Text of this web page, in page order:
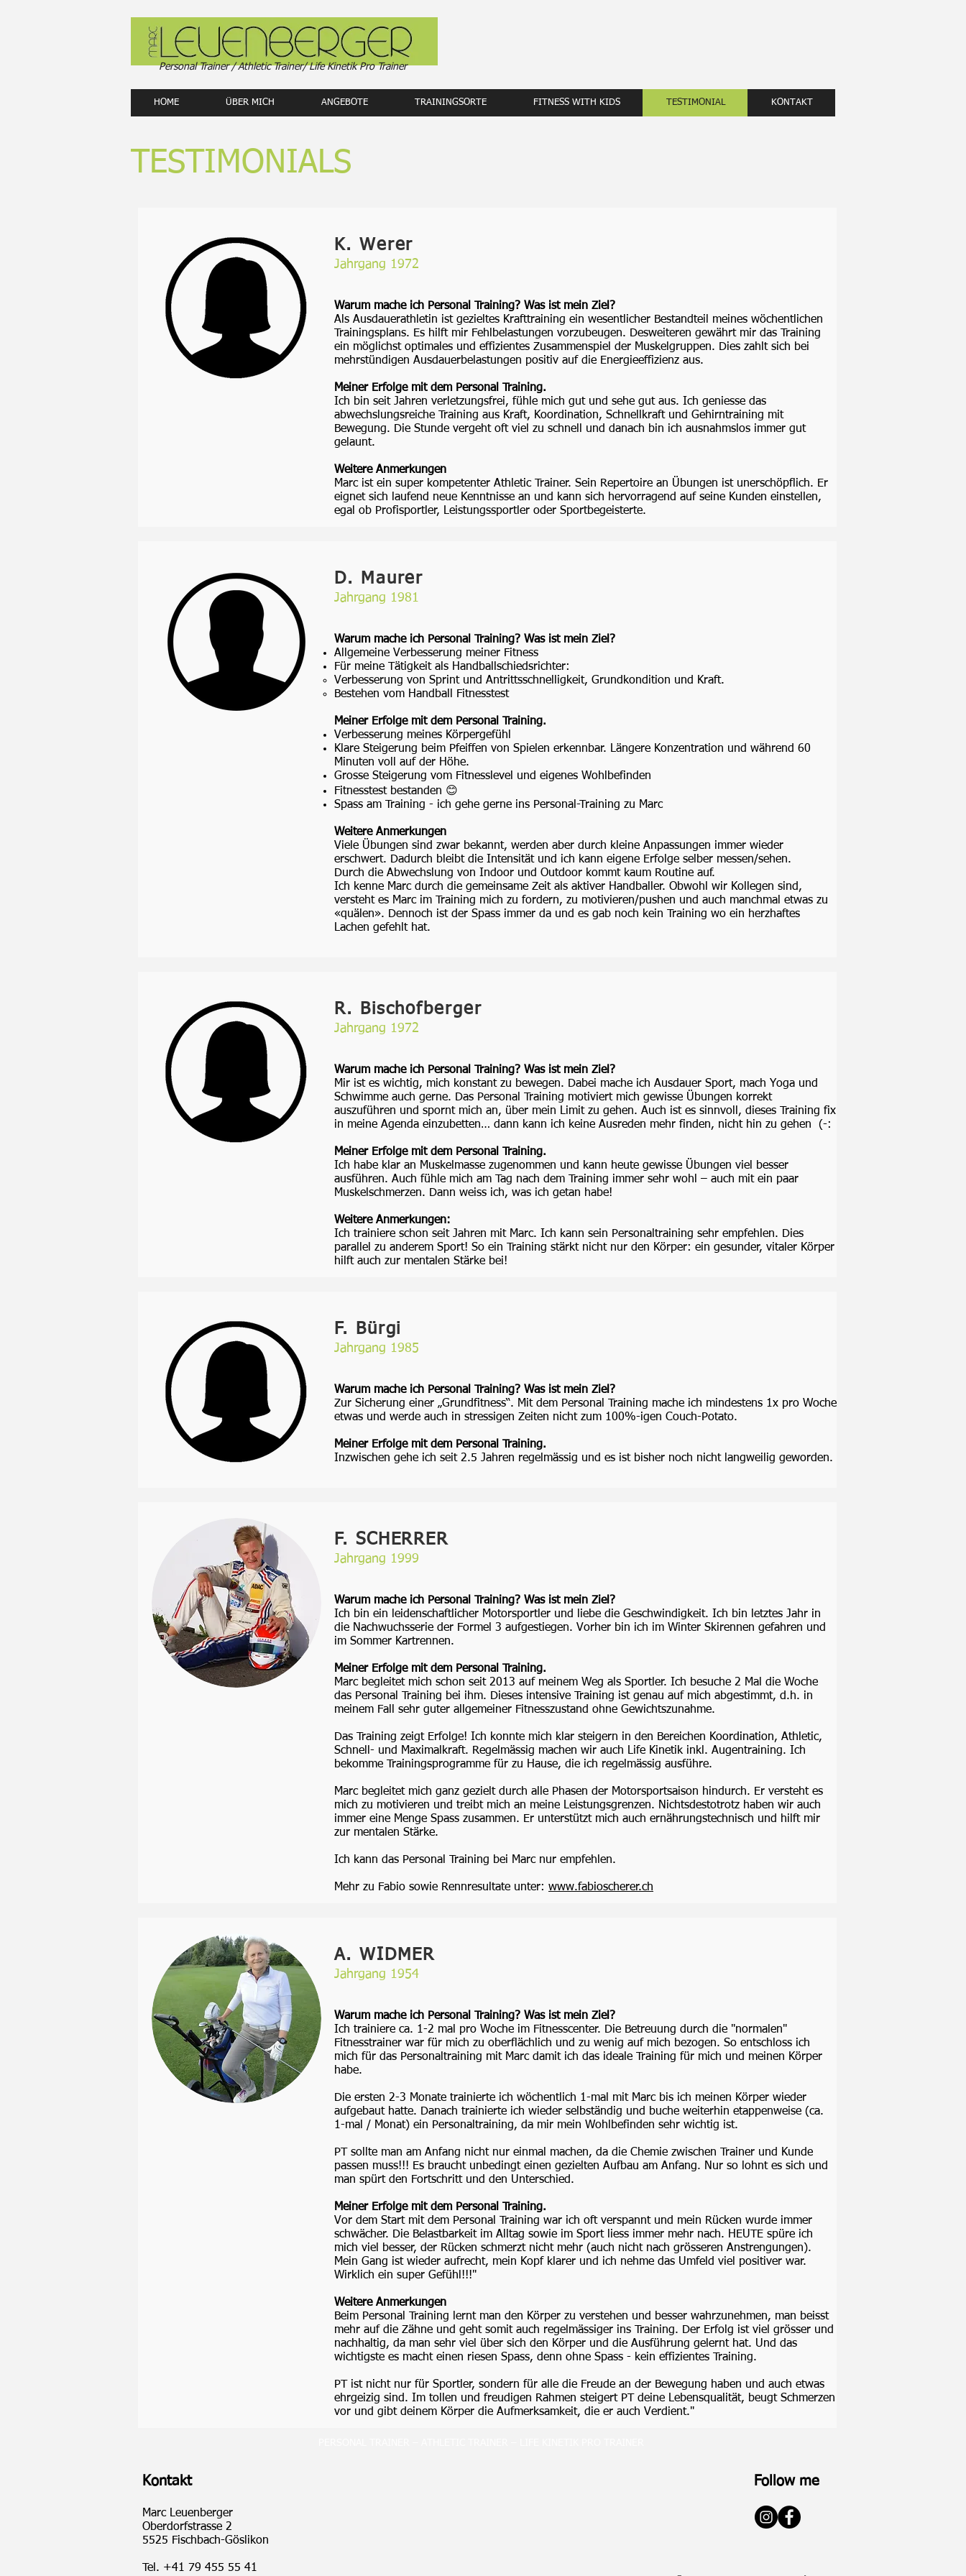
Personal Trainer / Athletic Trainer/ Life Kinetik Pro Trainer
HOME ÜBER MICH ANGEBOTE TRAININGSORTE FITNESS WITH KIDS TESTIMONIAL KONTAKT
TESTIMONIALS
K. Werer
Jahrgang 1972
Warum mache ich Personal Training? Was ist mein Ziel?
Als Ausdauerathletin ist gezieltes Krafttraining ein wesentlicher Bestandteil meines wöchentlichen
Trainingsplans. Es hilft mir Fehlbelastungen vorzubeugen. Desweiteren gewährt mir das Training
ein möglichst optimales und effizientes Zusammenspiel der Muskelgruppen. Dies zahlt sich bei
mehrstündigen Ausdauerbelastungen positiv auf die Energieeffizienz aus.
Meiner Erfolge mit dem Personal Training.
Ich bin seit Jahren verletzungsfrei, fühle mich gut und sehe gut aus. Ich geniesse das
abwechslungsreiche Training aus Kraft, Koordination, Schnellkraft und Gehirntraining mit
Bewegung. Die Stunde vergeht oft viel zu schnell und danach bin ich ausnahmslos immer gut
gelaunt.
Weitere Anmerkungen
Marc ist ein super kompetenter Athletic Trainer. Sein Repertoire an Übungen ist unerschöpflich. Er
eignet sich laufend neue Kenntnisse an und kann sich hervorragend auf seine Kunden einstellen,
egal ob Profisportler, Leistungssportler oder Sportbegeisterte.
D. Maurer
Jahrgang 1981
Warum mache ich Personal Training? Was ist mein Ziel?
Allgemeine Verbesserung meiner Fitness
Für meine Tätigkeit als Handballschiedsrichter:
Verbesserung von Sprint und Antrittsschnelligkeit, Grundkondition und Kraft.
Bestehen vom Handball Fitnesstest
Meiner Erfolge mit dem Personal Training.
Verbesserung meines Körpergefühl
Klare Steigerung beim Pfeiffen von Spielen erkennbar. Längere Konzentration und während 60
Minuten voll auf der Höhe.
Grosse Steigerung vom Fitnesslevel und eigenes Wohlbefinden
Fitnesstest bestanden 😊
Spass am Training - ich gehe gerne ins Personal-Training zu Marc
Weitere Anmerkungen
Viele Übungen sind zwar bekannt, werden aber durch kleine Anpassungen immer wieder
erschwert. Dadurch bleibt die Intensität und ich kann eigene Erfolge selber messen/sehen.
Durch die Abwechslung von Indoor und Outdoor kommt kaum Routine auf.
Ich kenne Marc durch die gemeinsame Zeit als aktiver Handballer. Obwohl wir Kollegen sind,
versteht es Marc im Training mich zu fordern, zu motivieren/pushen und auch manchmal etwas zu
«quälen». Dennoch ist der Spass immer da und es gab noch kein Training wo ein herzhaftes
Lachen gefehlt hat.
R. Bischofberger
Jahrgang 1972
Warum mache ich Personal Training? Was ist mein Ziel?
Mir ist es wichtig, mich konstant zu bewegen. Dabei mache ich Ausdauer Sport, mach Yoga und
Schwimme auch gerne. Das Personal Training motiviert mich gewisse Übungen korrekt
auszuführen und spornt mich an, über mein Limit zu gehen. Auch ist es sinnvoll, dieses Training fix
in meine Agenda einzubetten… dann kann ich keine Ausreden mehr finden, nicht hin zu gehen (-:
Meiner Erfolge mit dem Personal Training.
Ich habe klar an Muskelmasse zugenommen und kann heute gewisse Übungen viel besser
ausführen. Auch fühle mich am Tag nach dem Training immer sehr wohl – auch mit ein paar
Muskelschmerzen. Dann weiss ich, was ich getan habe!
Weitere Anmerkungen:
Ich trainiere schon seit Jahren mit Marc. Ich kann sein Personaltraining sehr empfehlen. Dies
parallel zu anderem Sport! So ein Training stärkt nicht nur den Körper: ein gesunder, vitaler Körper
hilft auch zur mentalen Stärke bei!
F. Bürgi
Jahrgang 1985
Warum mache ich Personal Training? Was ist mein Ziel?
Zur Sicherung einer „Grundfitness“. Mit dem Personal Training mache ich mindestens 1x pro Woche
etwas und werde auch in stressigen Zeiten nicht zum 100%-igen Couch-Potato.
Meiner Erfolge mit dem Personal Training.
Inzwischen gehe ich seit 2.5 Jahren regelmässig und es ist bisher noch nicht langweilig geworden.
F. SCHERRER
Jahrgang 1999
Warum mache ich Personal Training? Was ist mein Ziel?
Ich bin ein leidenschaftlicher Motorsportler und liebe die Geschwindigkeit. Ich bin letztes Jahr in
die Nachwuchsserie der Formel 3 aufgestiegen. Vorher bin ich im Winter Skirennen gefahren und
im Sommer Kartrennen.
Meiner Erfolge mit dem Personal Training.
Marc begleitet mich schon seit 2013 auf meinem Weg als Sportler. Ich besuche 2 Mal die Woche
das Personal Training bei ihm. Dieses intensive Training ist genau auf mich abgestimmt, d.h. in
meinem Fall sehr guter allgemeiner Fitnesszustand ohne Gewichtszunahme.
Das Training zeigt Erfolge! Ich konnte mich klar steigern in den Bereichen Koordination, Athletic,
Schnell- und Maximalkraft. Regelmässig machen wir auch Life Kinetik inkl. Augentraining. Ich
bekomme Trainingsprogramme für zu Hause, die ich regelmässig ausführe.
Marc begleitet mich ganz gezielt durch alle Phasen der Motorsportsaison hindurch. Er versteht es
mich zu motivieren und treibt mich an meine Leistungsgrenzen. Nichtsdestotrotz haben wir auch
immer eine Menge Spass zusammen. Er unterstützt mich auch ernährungstechnisch und hilft mir
zur mentalen Stärke.
Ich kann das Personal Training bei Marc nur empfehlen.
Mehr zu Fabio sowie Rennresultate unter: www.fabioscherer.ch
A. WIDMER
Jahrgang 1954
Warum mache ich Personal Training? Was ist mein Ziel?
Ich trainiere ca. 1-2 mal pro Woche im Fitnesscenter. Die Betreuung durch die "normalen"
Fitnesstrainer war für mich zu oberflächlich und zu wenig auf mich bezogen. So entschloss ich
mich für das Personaltraining mit Marc damit ich das ideale Training für mich und meinen Körper
habe.
Die ersten 2-3 Monate trainierte ich wöchentlich 1-mal mit Marc bis ich meinen Körper wieder
aufgebaut hatte. Danach trainierte ich wieder selbständig und buche weiterhin etappenweise (ca.
1-mal / Monat) ein Personaltraining, da mir mein Wohlbefinden sehr wichtig ist.
PT sollte man am Anfang nicht nur einmal machen, da die Chemie zwischen Trainer und Kunde
passen muss!!! Es braucht unbedingt einen gezielten Aufbau am Anfang. Nur so lohnt es sich und
man spürt den Fortschritt und den Unterschied.
Meiner Erfolge mit dem Personal Training.
Vor dem Start mit dem Personal Training war ich oft verspannt und mein Rücken wurde immer
schwächer. Die Belastbarkeit im Alltag sowie im Sport liess immer mehr nach. HEUTE spüre ich
mich viel besser, der Rücken schmerzt nicht mehr (auch nicht nach grösseren Anstrengungen).
Mein Gang ist wieder aufrecht, mein Kopf klarer und ich nehme das Umfeld viel positiver war.
Wirklich ein super Gefühl!!!"
Weitere Anmerkungen
Beim Personal Training lernt man den Körper zu verstehen und besser wahrzunehmen, man beisst
mehr auf die Zähne und geht somit auch regelmässiger ins Training. Der Erfolg ist viel grösser und
nachhaltig, da man sehr viel über sich den Körper und die Ausführung gelernt hat. Und das
wichtigste es macht einen riesen Spass, denn ohne Spass - kein effizientes Training.
PT ist nicht nur für Sportler, sondern für alle die Freude an der Bewegung haben und auch etwas
ehrgeizig sind. Im tollen und freudigen Rahmen steigert PT deine Lebensqualität, beugt Schmerzen
vor und gibt deinem Körper die Aufmerksamkeit, die er auch Verdient."
Kontakt
Marc Leuenberger
Oberdorfstrasse 2
5525 Fischbach-Göslikon
Tel. +41 79 455 55 41
Follow me